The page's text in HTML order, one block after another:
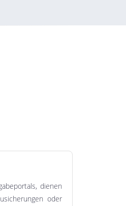
dienen
oder